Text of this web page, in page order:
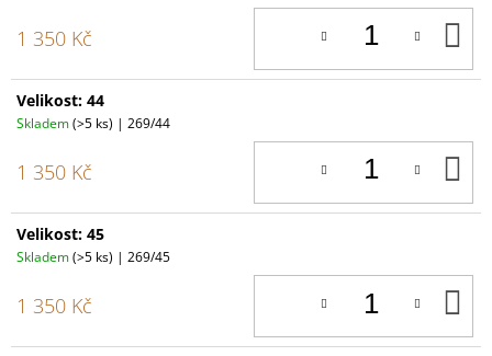
1 350 Kč
Velikost: 44
Skladem(>5 ks) | 269/44
1 350 Kč
Velikost: 45
Skladem(>5 ks) | 269/45
1 350 Kč